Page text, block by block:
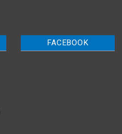
FACEBOOK